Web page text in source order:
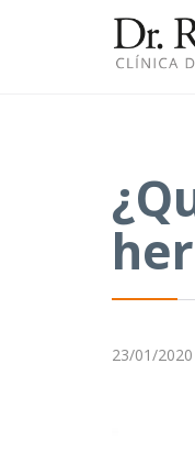
23/01/2020